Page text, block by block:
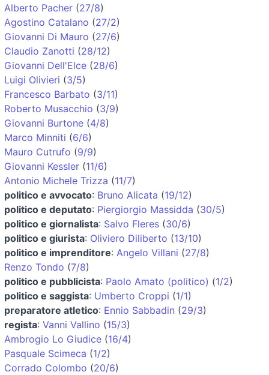
Alberto Pacher (27/8)
Agostino Catalano (27/2)
Giovanni Di Mauro (27/6)
Claudio Zanotti (28/12)
Giovanni Dell'Elce (28/6)
Luigi Olivieri (3/5)
Francesco Barbato (3/11)
Roberto Musacchio (3/9)
Giovanni Burtone (4/8)
Marco Minniti (6/6)
Mauro Cutrufo (9/9)
Giovanni Kessler (11/6)
Antonio Michele Trizza (11/7)
politico e avvocato: Bruno Alicata (19/12)
politico e deputato: Piergiorgio Massidda (30/5)
politico e giornalista: Salvo Fleres (30/6)
politico e giurista: Oliviero Diliberto (13/10)
politico e imprenditore: Angelo Villani (27/8)
Renzo Tondo (7/8)
politico e pubblicista: Paolo Amato (politico) (1/2)
politico e saggista: Umberto Croppi (1/1)
preparatore atletico: Ennio Sabbadin (29/3)
regista: Vanni Vallino (15/3)
Ambrogio Lo Giudice (16/4)
Pasquale Scimeca (1/2)
Corrado Colombo (20/6)